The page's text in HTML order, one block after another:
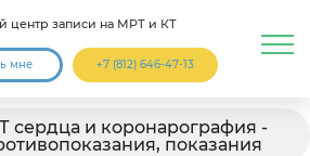
центр записи на МРТ и КТ
мне +7 (812) 646-47-13
сердца и коронарография -
показания